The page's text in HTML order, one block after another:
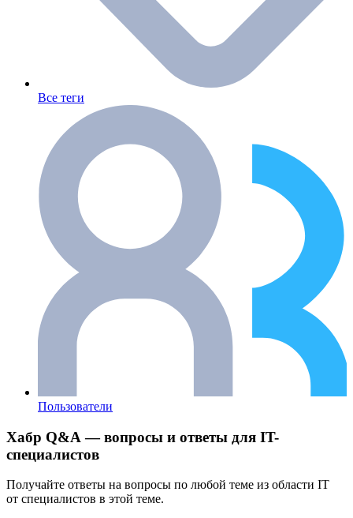
Все теги
Пользователи
Хабр Q&A — вопросы и ответы для IT-
специалистов
Получайте ответы на вопросы по любой теме из области IT
от специалистов в этой теме.